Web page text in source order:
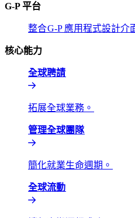
G-P 平台​​
整合​​G-P 應用程式設計介
核心能力​​
全球聘請​​
拓展全球業務。​​
管理全球團隊​​
簡化就業生命週期。​​
全球流動​​